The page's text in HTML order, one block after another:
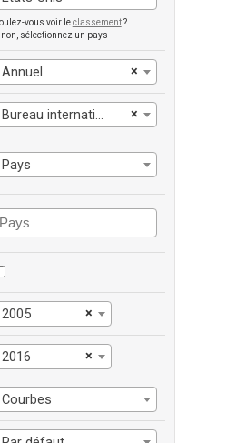
vous voir leclassement?
sélectionnez un pays
×
Annuel
×
Bureau international du Travail
Pays
×
2005
×
2016
Courbes